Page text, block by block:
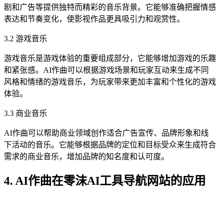
剧和广告等提供独特而精彩的音乐背景。它能够准确把握情感
表达和节奏变化，使影视作品更具吸引力和观赏性。
3.2 游戏音乐
游戏音乐是游戏体验的重要组成部分，它能够增加游戏的乐趣
和紧张感。AI作曲可以根据游戏场景和玩家互动来生成不同
风格和情绪的游戏音乐，为玩家带来更加丰富和个性化的游戏
体验。
3.3 商业音乐
AI作曲可以帮助商业领域创作适合广告宣传、品牌形象和线
下活动的音乐。它能够根据品牌的定位和目标受众来生成符合
需求的商业音乐，增加品牌的知名度和认可度。
4. AI作曲在零沫AI工具导航网站的应用